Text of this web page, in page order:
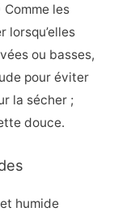
Comme les
lorsqu’elles
ou basses,
pour éviter
la sécher ;
douce.
humide